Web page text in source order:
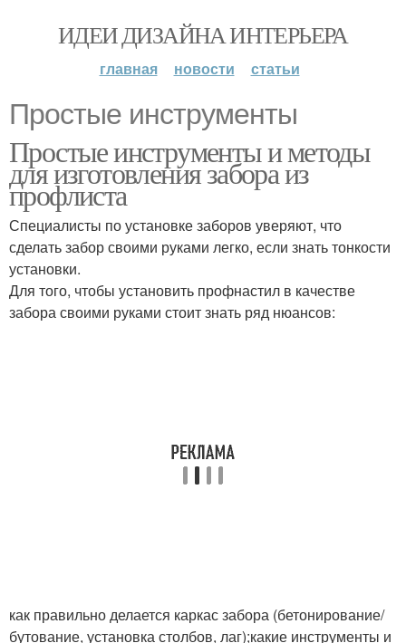
ИДЕИ ДИЗАЙНА ИНТЕРЬЕРА
главная новости статьи
Простые инструменты
Простые инструменты и методы
для изготовления забора из
профлиста
Специалисты по установке заборов уверяют, что
сделать забор своими руками легко, если знать тонкости
установки.
Для того, чтобы установить профнастил в качестве
забора своими руками стоит знать ряд нюансов:
как правильно делается каркас забора (бетонирование/
бутование, установка столбов, лаг);какие инструменты и